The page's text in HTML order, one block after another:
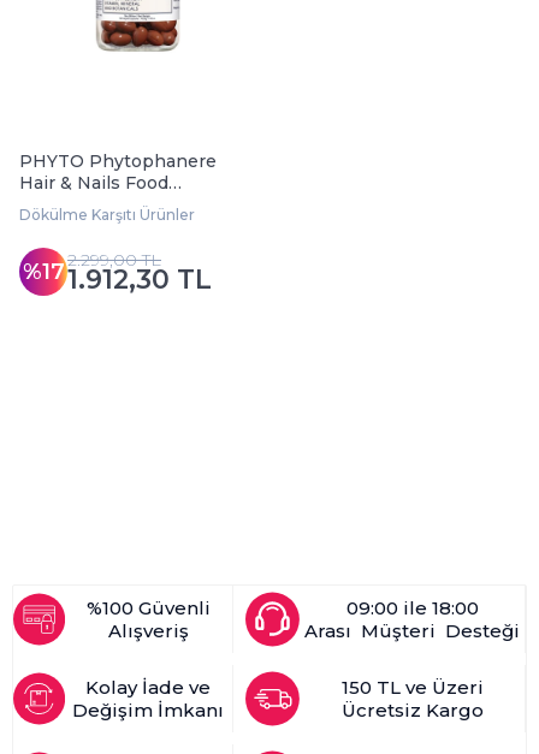
PHYTO Phytophanere
Hair & Nails Food
Supplement 120 cap.
Dökülme Karşıtı Ürünler
%171.912,30 TL
2.299,00 TL
%100 Güvenli
Alışveriş
09:00 ile 18:00
Arası Müşteri Desteği
Kolay İade ve
Değişim İmkanı
150 TL ve Üzeri
Ücretsiz Kargo